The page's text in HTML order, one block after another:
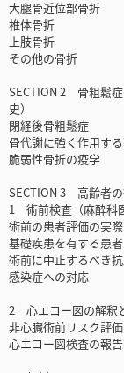
大腿骨近位部骨折
椎体骨折
上肢骨折
その他の骨折
SECTION 2 骨粗鬆
史）
閉経後骨粗鬆症
骨代謝に強く作用す
脆弱性骨折の疫学
SECTION 3 高齢者
1 術前検査（麻酔科
術前の患者評価の実際
基礎疾患を有する患
術前に中止するべき
感染症への対応
2 心エコー図の解釈
非心臓術前リスク評
心エコー図検査の報